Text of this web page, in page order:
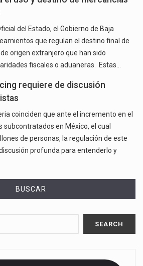
del Estado, el Gobierno de Baja
que regulan el destino final de
origen extranjero que han sido
fiscales o aduaneras. Estas…
requiere de discusión
coinciden que ante el incremento en el
en México, el cual
de personas, la regulación de este
profunda para entenderlo y
BUSCAR